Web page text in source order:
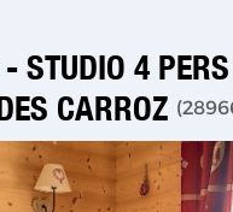
STUDIO 4
CARROZ (